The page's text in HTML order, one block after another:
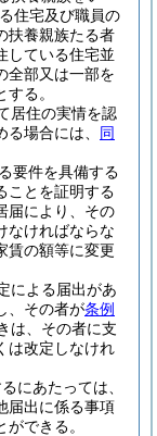
住宅及び職員の
扶養親族たる者
している住宅並
全部又は一部を
る。
居住の実情を認
場合には、 同
要件を具備する
ことを証明する
届により、その
なければならな
賃の額等に変更
による届出があ
、その者が条例
は、その者に支
は改定しなけれ
にあたっては、
届出に係る事項
できる。